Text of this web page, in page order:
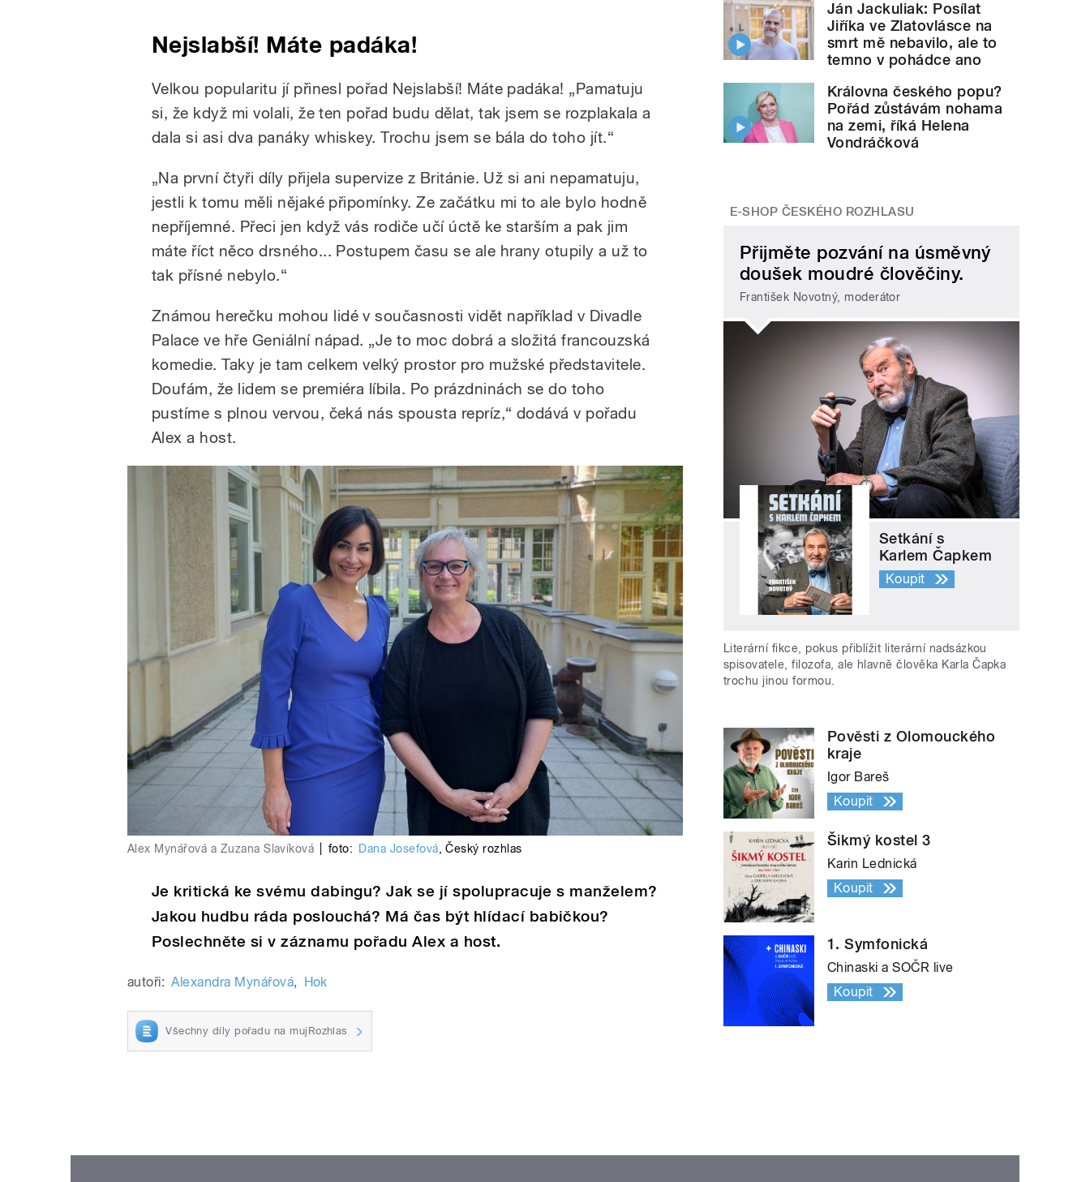
Nejslabší! Máte padáka!
Velkou popularitu jí přinesl pořad Nejslabší! Máte padáka! „Pamatuju
si, že když mi volali, že ten pořad budu dělat, tak jsem se rozplakala a
dala si asi dva panáky whiskey. Trochu jsem se bála do toho jít.“
„Na první čtyři díly přijela supervize z Británie. Už si ani nepamatuju,
jestli k tomu měli nějaké připomínky. Ze začátku mi to ale bylo hodně
nepříjemné. Přeci jen když vás rodiče učí úctě ke starším a pak jim
máte říct něco drsného... Postupem času se ale hrany otupily a už to
tak přísné nebylo.“
Známou herečku mohou lidé v současnosti vidět například v Divadle
Palace ve hře Geniální nápad. „Je to moc dobrá a složitá francouzská
komedie. Taky je tam celkem velký prostor pro mužské představitele.
Doufám, že lidem se premiéra líbila. Po prázdninách se do toho
pustíme s plnou vervou, čeká nás spousta repríz,“ dodává v pořadu
Alex a host.
Alex Mynářová a Zuzana Slavíková foto: Dana Josefová,Český rozhlas
Je kritická ke svému dabingu? Jak se jí spolupracuje s manželem?
Jakou hudbu ráda poslouchá? Má čas být hlídací babičkou?
Poslechněte si v záznamu pořadu Alex a host.
autoři: Alexandra Mynářová, Hok
Všechny díly pořadu na mujRozhlas
Ján Jackuliak: Posílat
Jiříka ve Zlatovlásce na
smrt mě nebavilo, ale to
temno v pohádce ano
Královna českého popu?
Pořád zůstávám nohama
na zemi, říká Helena
Vondráčková
E-SHOP ČESKÉHO ROZHLASU
Přijměte pozvání na úsměvný
doušek moudré člověčiny.
František Novotný, moderátor
Setkání s
Karlem Čapkem
Koupit
Literární fikce, pokus přiblížit literární nadsázkou
spisovatele, filozofa, ale hlavně člověka Karla Čapka
trochu jinou formou.
Pověsti z Olomouckého
kraje
Igor Bareš
Koupit
Šikmý kostel 3
Karin Lednická
Koupit
1. Symfonická
Chinaski a SOČR live
Koupit